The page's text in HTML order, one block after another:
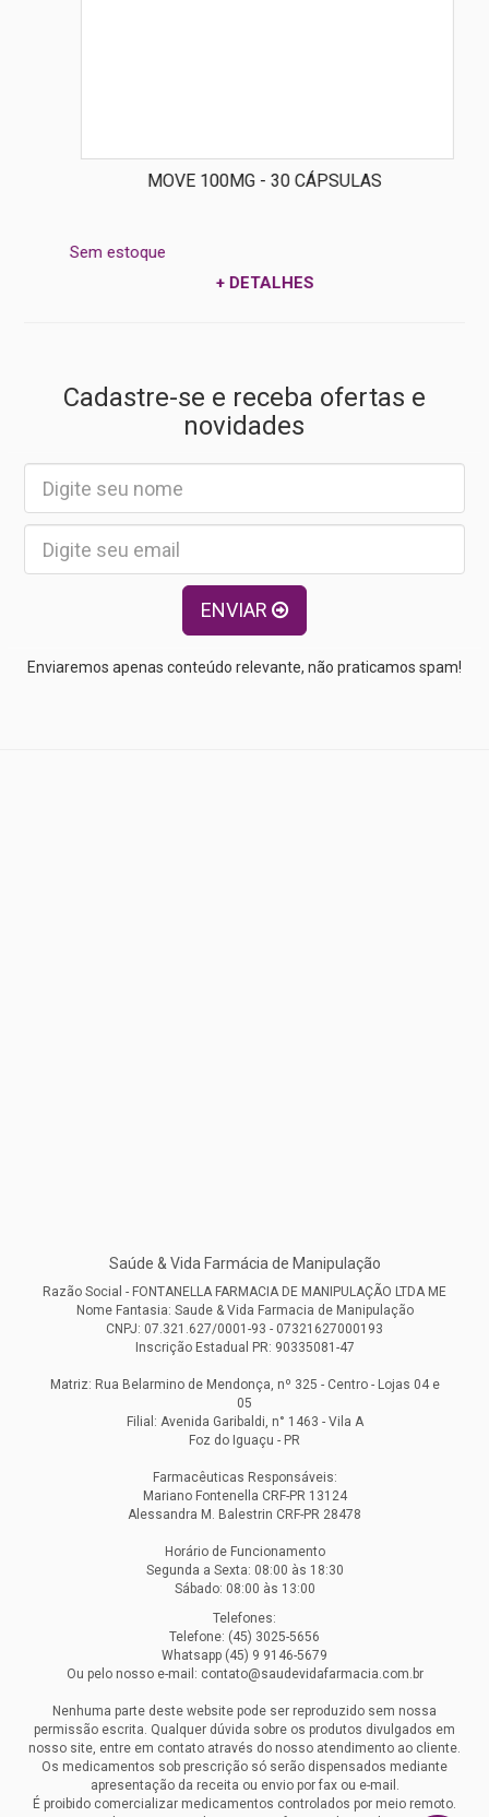
MOVE 100MG - 30 CÁPSULAS
Sem estoque
+ DETALHES
Cadastre-se e receba ofertas e
novidades
ENVIAR
Enviaremos apenas conteúdo relevante, não praticamos spam!
Saúde & Vida Farmácia de Manipulação
Razão Social - FONTANELLA FARMACIA DE MANIPULAÇÃO LTDA ME
Nome Fantasia: Saude & Vida Farmacia de Manipulação
CNPJ: 07.321.627/0001-93 - 07321627000193
Inscrição Estadual PR: 90335081-47
Matriz: Rua Belarmino de Mendonça, nº 325 - Centro - Lojas 04 e
05
Filial: Avenida Garibaldi, n° 1463 - Vila A
Foz do Iguaçu - PR
Farmacêuticas Responsáveis:
Mariano Fontenella CRF-PR 13124
Alessandra M. Balestrin CRF-PR 28478
Horário de Funcionamento
Segunda a Sexta: 08:00 às 18:30
Sábado: 08:00 às 13:00
Telefones:
Telefone: (45) 3025-5656
Whatsapp (45) 9 9146-5679
Ou pelo nosso e-mail: contato@saudevidafarmacia.com.br
Nenhuma parte deste website pode ser reproduzido sem nossa
permissão escrita. Qualquer dúvida sobre os produtos divulgados em
nosso site, entre em contato através do nosso atendimento ao cliente.
Os medicamentos sob prescrição só serão dispensados mediante
apresentação da receita ou envio por fax ou e-mail.
É proibido comercializar medicamentos controlados por meio remoto.